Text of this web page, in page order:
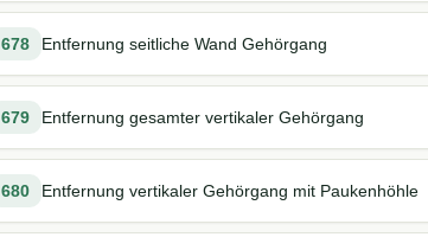
678 Entfernung seitliche Wand Gehörgang
679 Entfernung gesamter vertikaler Gehörgang
680 Entfernung vertikaler Gehörgang mit Paukenhöhle